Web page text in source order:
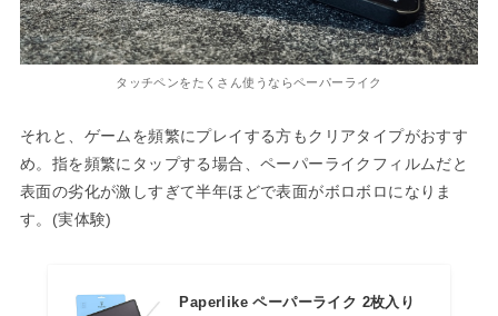
タッチペンをたくさん使うならペーパーライク
それと、ゲームを頻繁にプレイする方もクリアタイプがおすす
め。指を頻繁にタップする場合、ペーパーライクフィルムだと
表面の劣化が激しすぎて半年ほどで表面がボロボロになりま
す。(実体験)
Paperlike ペーパーライク 2枚入り